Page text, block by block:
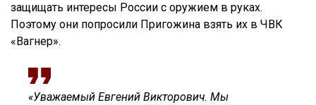
защищать интересы России с оружием в руках.
Поэтому они попросили Пригожина взять их в ЧВК
«Вагнер».
«Уважаемый Евгений Викторович. Мы